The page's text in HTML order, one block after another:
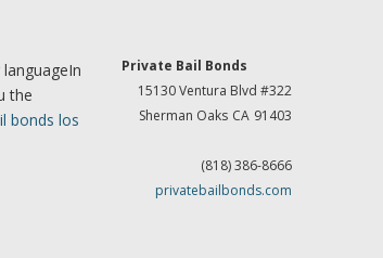
Private Bail Bonds
15130 Ventura Blvd #322
Sherman Oaks CA 91403
(818) 386-8666
privatebailbonds.com
the
bonds los